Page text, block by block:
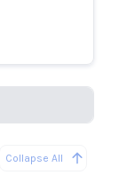
Collapse All